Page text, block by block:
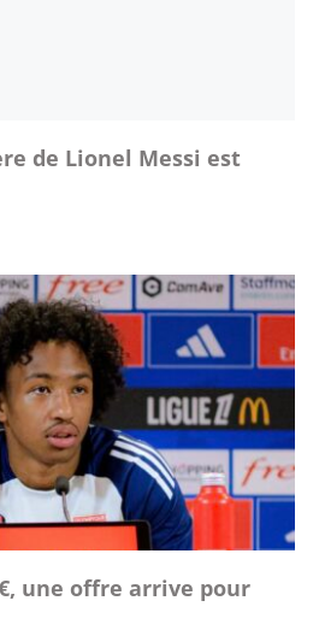
de Lionel Messi est
une offre arrive pour